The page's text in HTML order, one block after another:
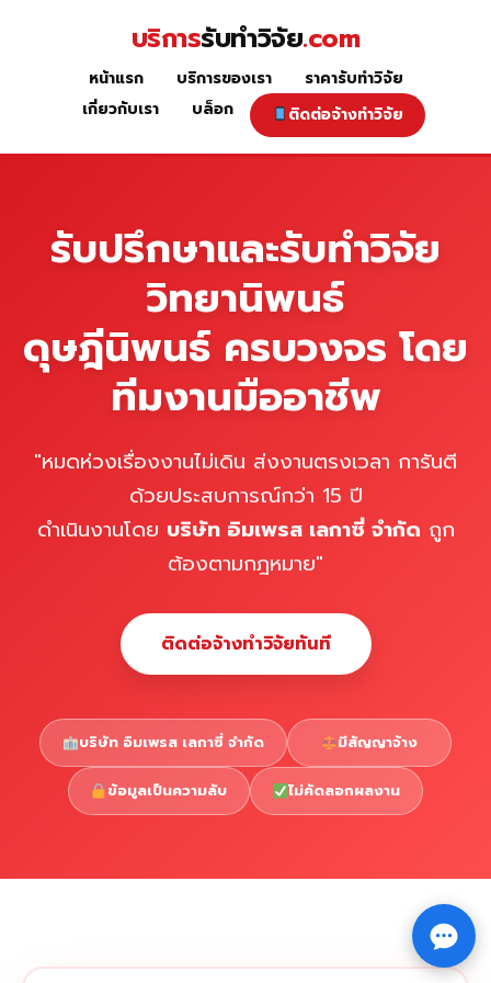
หน้าแรก
Copyright © 2026 รับทำวิจัย รับทำวิทยานิพนธ์ รับทำ⇧
บริการรับทำวิจัย.com
หน้าแรก บริการของเรา
ราคารับทำวิจัย
เกี่ยวกับเรา
บล็อก ติดต่อจ้างทำวิจัย
รับปรึกษาและรับทำวิจัย
วิทยานิพนธ์
ดุษฎีนิพนธ์ ครบวงจร โดย
ทีมงานมืออาชีพ
"หมดห่วงเรื่องงานไม่เดิน ส่งงานตรงเวลา การันตี
ด้วยประสบการณ์กว่า 15 ปี
ดำเนินงานโดย บริษัท อิมเพรส เลกาซี่ จำกัด ถูก
ต้องตามกฎหมาย"
ติดต่อจ้างทำวิจัยทันที
บริษัท อิมเพรส เลกาซี่ จำกัด มีสัญญาจ้าง
ข้อมูลเป็นความลับ ไม่คัดลอกผลงาน